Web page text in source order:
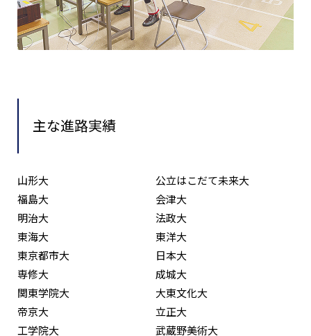
主な進路実績
山形大
公立はこだて未来大
福島大
会津大
明治大
法政大
東海大
東洋大
東京都市大
日本大
専修大
成城大
関東学院大
大東文化大
帝京大
立正大
工学院大
武蔵野美術大